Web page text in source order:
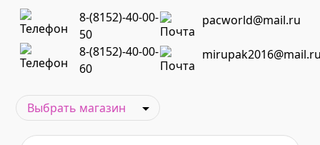
8-(8152)-40-00-
50
pacworld@mail.ru
8-(8152)-40-00-
60